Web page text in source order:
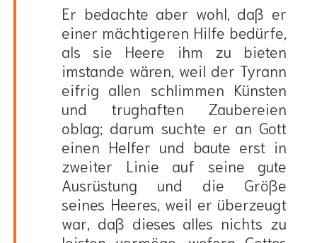
Er bedachte aber wohl, daß er
einer mächtigeren Hilfe bedürfe,
als sie Heere ihm zu bieten
imstande wären, weil der Tyrann
eifrig allen schlimmen Künsten
und trughaften Zaubereien
oblag; darum suchte er an Gott
einen Helfer und baute erst in
zweiter Linie auf seine gute
Ausrüstung und die Größe
seines Heeres, weil er überzeugt
war, daß dieses alles nichts zu